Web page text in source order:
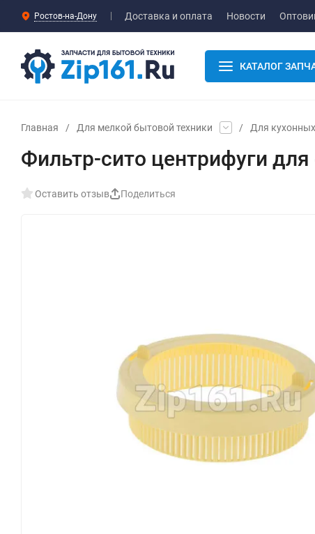
Ростов-на-Дону Доставка и оплата Новости
КАТАЛОГ
Главная / Для мелкой бытовой техники / Для
Фильтр-сито центрифуги
Оставить отзыв Поделиться